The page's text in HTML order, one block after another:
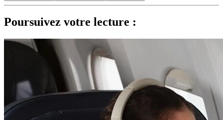
Poursuivez votre lecture :